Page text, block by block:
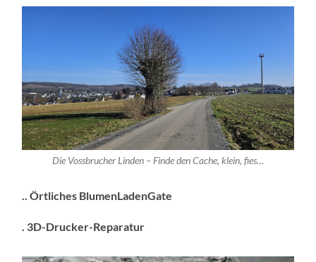
Die Vossbrucher Linden – Finde den Cache, klein, fies…
.. Örtliches BlumenLadenGate
. 3D-Drucker-Reparatur